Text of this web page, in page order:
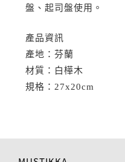
盤、起司盤使用。
產品資訊
產地：芬蘭
材質：白樺木
規格：27x20cm